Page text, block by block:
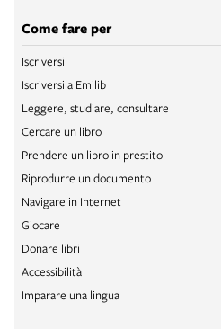
Come fare per
Iscriversi
Iscriversi a Emilib
Leggere, studiare, consultare
Cercare un libro
Prendere un libro in prestito
Riprodurre un documento
Navigare in Internet
Giocare
Donare libri
Accessibilità
Imparare una lingua